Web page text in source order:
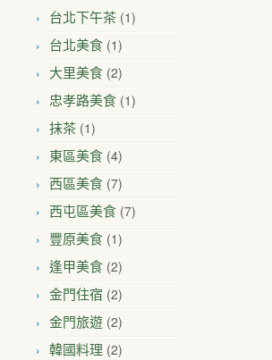
台北下午茶 (1)
台北美食 (1)
大里美食 (2)
忠孝路美食 (1)
抹茶 (1)
東區美食 (4)
西區美食 (7)
西屯區美食 (7)
豐原美食 (1)
逢甲美食 (2)
金門住宿 (2)
金門旅遊 (2)
韓國料理 (2)